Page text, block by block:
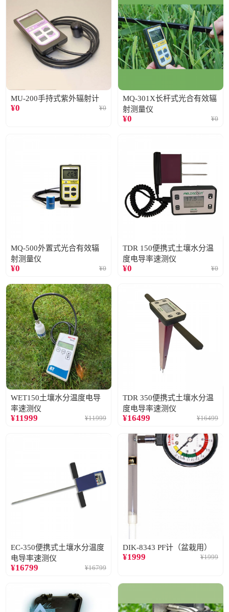
MU-200手持式紫外辐射计
¥0 ¥0
MQ-301X长杆式光合有效辐
射测量仪
¥0 ¥0
MQ-500外置式光合有效辐
射测量仪
¥0 ¥0
TDR 150便携式土壤水分温
度电导率速测仪
¥0 ¥0
WET150土壤水分温度电导
率速测仪
¥11999 ¥11999
TDR 350便携式土壤水分温
度电导率速测仪
¥16499 ¥16499
EC-350便携式土壤水分温度
电导率速测仪
¥16799 ¥16799
DIK-8343 PF计（盆栽用）
¥1999 ¥1999